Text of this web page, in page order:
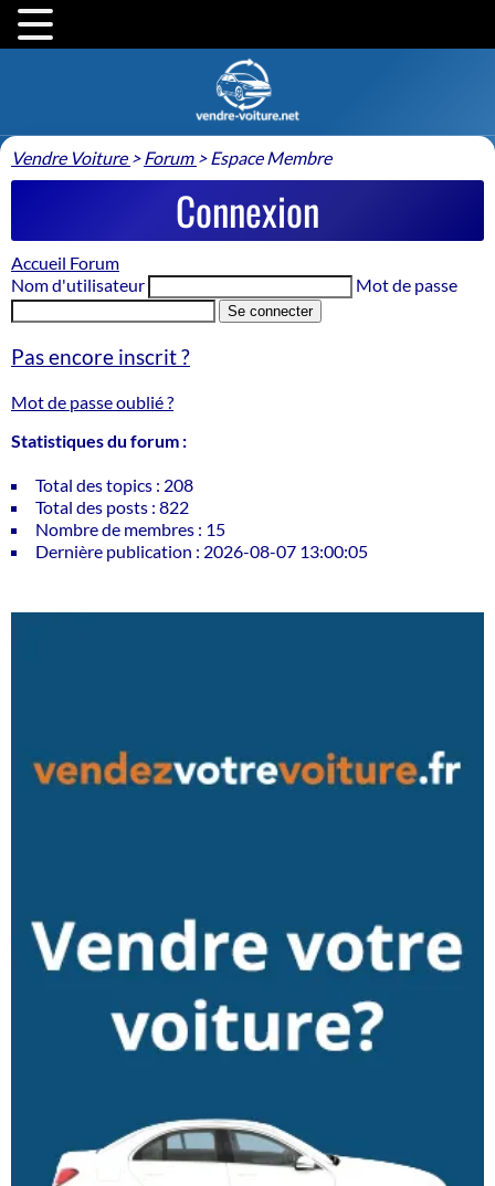
Vendre Voiture > Forum > Espace Membre
Connexion
Accueil Forum
Nom d'utilisateur
Mot de passe
Se connecter
Pas encore inscrit ?
Mot de passe oublié ?
Statistiques du forum :
Total des topics : 208
Total des posts : 822
Nombre de membres : 15
Dernière publication : 2026-08-07 13:00:05